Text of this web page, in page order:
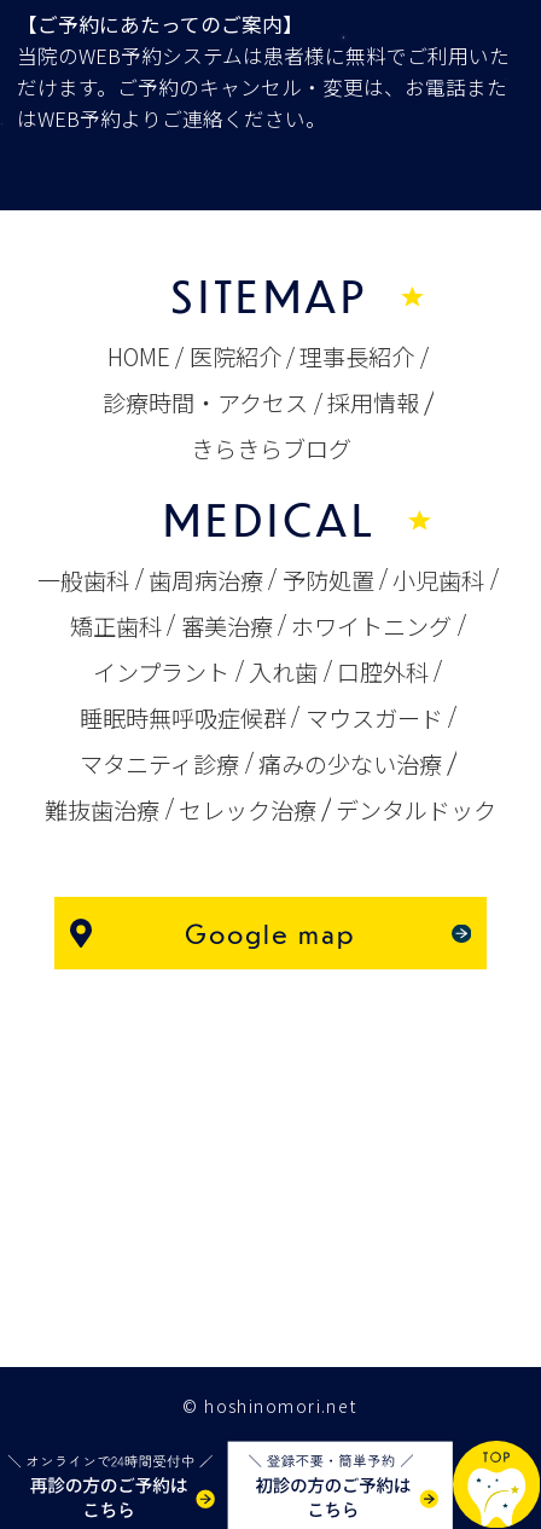
【ご予約にあたってのご案内】
当院のWEB予約システムは患者様に無料でご利用いた
だけます。ご予約のキャンセル・変更は、お電話また
はWEB予約よりご連絡ください。
SITEMAP
HOME 医院紹介 理事長紹介
診療時間・アクセス
採用情報
きらきらブログ
MEDICAL
一般歯科 歯周病治療 予防処置 小児歯科
矯正歯科
審美治療
ホワイトニング
インプラント
入れ歯
口腔外科
睡眠時無呼吸症候群
マウスガード
マタニティ診療 痛みの少ない治療
難抜歯治療
セレック治療 デンタルドック
Google map
© hoshinomori.net